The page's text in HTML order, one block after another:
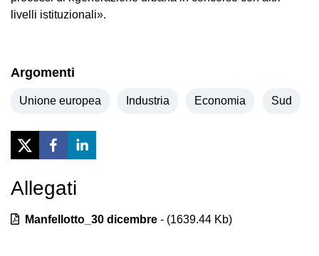
livelli istituzionali».
Argomenti
Unione europea Industria Economia Sud
Previous
Allegati
Manfellotto_30 dicembre - (1639.44 Kb)